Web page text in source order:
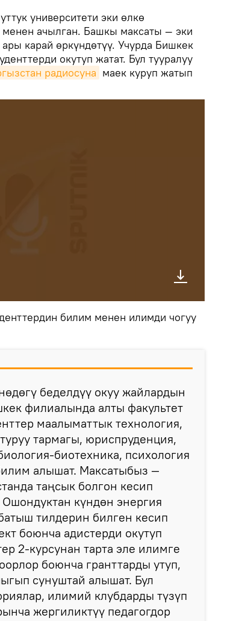
университети эки өлкө
ачылган. Башкы максаты — эки
карай өркүндөтүү. Учурда Бишкек
окутуп жатат. Бул тууралуу
радиосуна маек куруп жатып
билим менен илимди чогуу
беделдүү окуу жайлардын
филиалында алты факультет
маалыматтык технология,
тармагы, юриспруденция,
биотехника, психология
алышат. Максатыбыз —
таңсык болгон кесип
күндөн энергия
тилдерин билген кесип
боюнча адистерди окутуп
2-курсунан тарта эле илимге
боюнча гранттарды утуп,
сунуштай алышат. Бул
илимий клубдарды түзүп
жергиликтүү педагогдор